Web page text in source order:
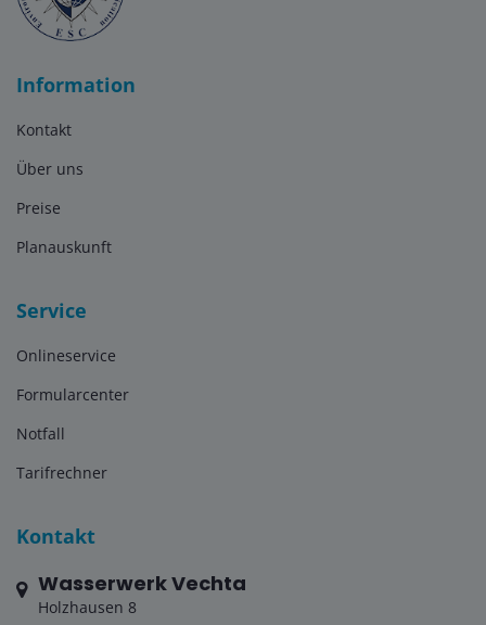
Information
Kontakt
Über uns
Preise
Planauskunft
Service
Onlineservice
Formularcenter
Notfall
Tarifrechner
Kontakt
Wasserwerk Vechta
Holzhausen 8